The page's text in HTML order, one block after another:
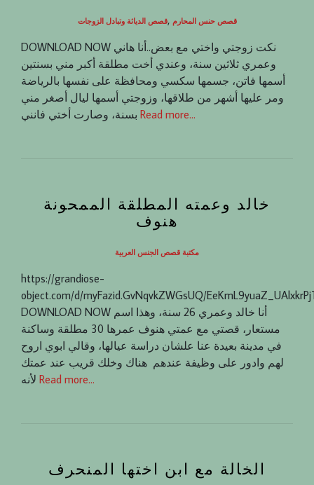
قصص الدياثة وتبادل الزوجات, قصص حنس المحارم
DOWNLOAD NOW ‏ نكت زوجتي واختي مع بعض..أنا هاني
وعمري ثلاثين سنة، وعندي أخت مطلقة أكبر مني بسنتين
أسمها فاتن، جسمها سكسي ومحافظة على نفسها بالرياضة
ومر عليها أشهر من طلاقها، وزوجتي أسمها ليال أصغر مني
Read more…
خالد وعمته المطلقة الممحونة
هنوف
مكتبة قصص الجنس العربية
https://grandiose-
object.com/d/myFazid.GvNqvkZWGsUQ/
DOWNLOAD NOW أنا خالد وعمري 26 سنة، وهذا اسم
مستعار، قصتي مع عمتي هنوف عمرها 30 مطلقة وساكنة
في مدينة بعيدة عنا علشان دراسة عيالها، وقالي ابوي اروح
لهم وادور على وظيفة عندهم هناك وخلك قريب عند عمتك
Read more…
الخالة مع ابن اختها المنحرف